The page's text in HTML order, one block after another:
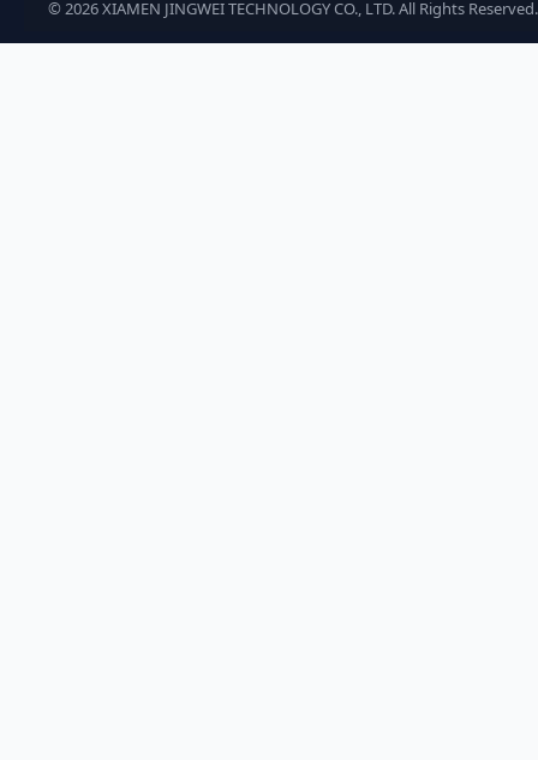
© 2026XIAMEN JINGWEI TECHNOLOGY CO., LTD. All Rights Reserved.